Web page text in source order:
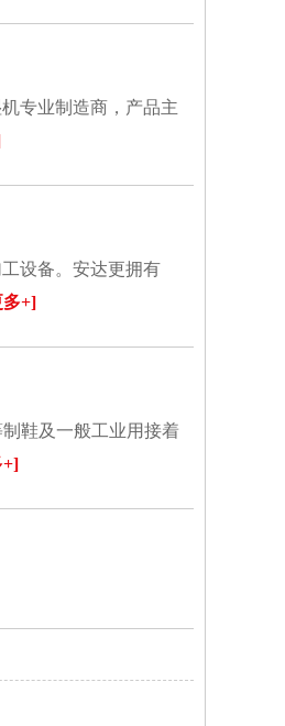
专业制造商，产品主
设备。安达更拥有
多+]
鞋及一般工业用接着
+]